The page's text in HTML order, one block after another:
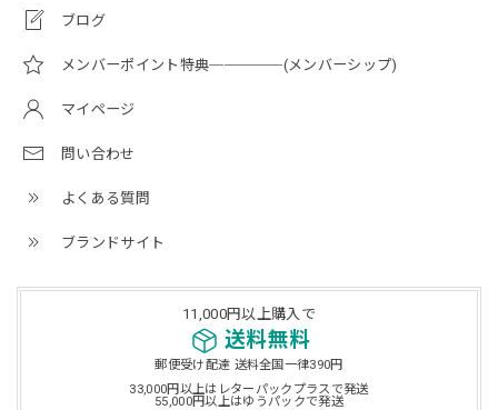
ブログ
メンバーポイント特典─────(メンバーシップ)
マイページ
問い合わせ
よくある質問
ブランドサイト
11,000円以上購入で
送料無料
郵便受け配達 送料全国一律390円
33,000円以上はレターパックプラスで発送
55,000円以上はゆうパックで発送